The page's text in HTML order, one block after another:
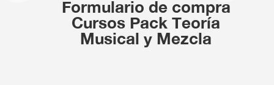
Formulario de compra
Cursos Pack Teoría
Musical y Mezcla